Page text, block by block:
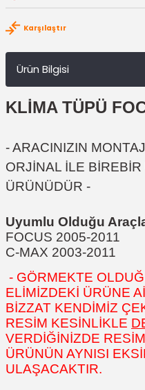
Karşılaştır
Ürün Bilgisi
KLİMA TÜPÜ
- ARACINIZIN
ORJİNAL İLE
ÜRÜNÜDÜR -
Uyumlu Olduğu
FOCUS 2005-2011
C-MAX 2003-2011
- GÖRMEKTE
ELİMİZDEKİ ÜRÜNE
BİZZAT KENDİMİZ
RESİM KESİNLİKLE
VERDİĞİNİZDE
ÜRÜNÜN AYNISI
ULAŞACAKTIR.